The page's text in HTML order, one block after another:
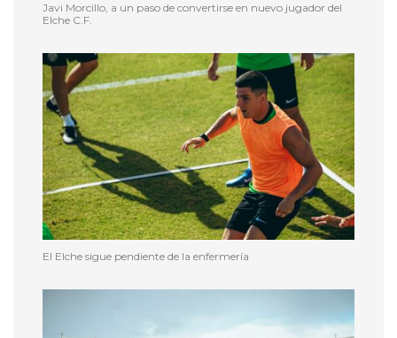
Javi Morcillo, a un paso de convertirse en nuevo jugador del
Elche C.F.
El Elche sigue pendiente de la enfermería